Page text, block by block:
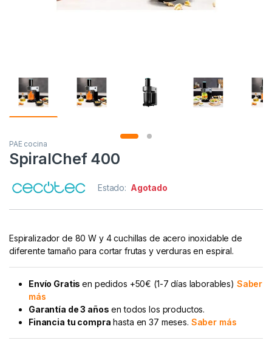
PAE cocina
SpiralChef 400
Estado: Agotado
Espiralizador de 80 W y 4 cuchillas de acero inoxidable de
diferente tamaño para cortar frutas y verduras en espiral.
Envío Gratisen pedidos +50€ (1-7 días laborables) Saber
más
Garantía de 3 años en todos los productos.
Financia tu compra hasta en 37 meses. Saber más